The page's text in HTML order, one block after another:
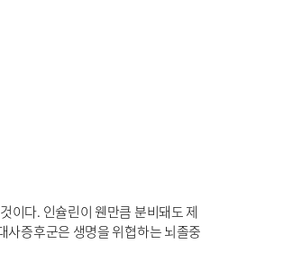
이다. 인슐린이 웬만큼 분비돼도 제
사증후군은 생명을 위협하는 뇌졸중